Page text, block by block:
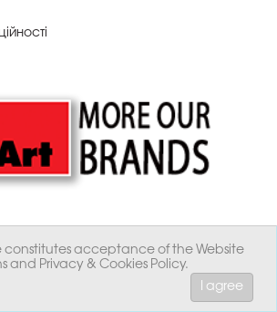
constitutes acceptance of the Website
and Privacy & Cookies Policy.
I agree